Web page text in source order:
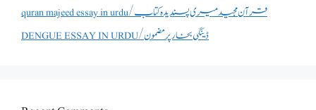
quran majeed essay in urdu/قرآن مجید میری پسندیدہ کتاب
DENGUE ESSAY IN URDU/ڈینگی بخار پر مضمون